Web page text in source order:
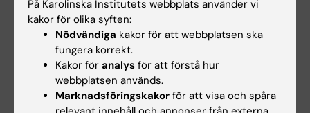
IMM:s Riskwebb om dioxiner
Livsmedelsverkets pressmeddelande
EFSA pressmeddelande
På Karolinska Institutets webbplats använder vi
kakor för olika syften:
Nödvändiga kakor för att webbplatsen ska
fungera korrekt.
Kakor för analys för att förstå hur
webbplatsen används.
Marknadsföringskakor för att visa och spåra